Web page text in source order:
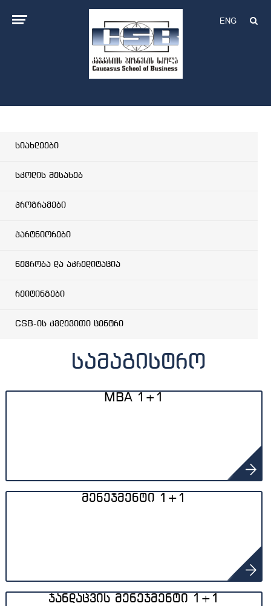
ENG
სიახლეები
სკოლის შესახებ
პროგრამები
პარტნიორები
წევრობა და აკრედიტაცია
რეიტინგები
CSB-ის კვლევითი ცენტრი
სამაგისტრო
MBA 1+1
მენეჯმენტი 1+1
ჯანდაცვის მენეჯმენტი 1+1